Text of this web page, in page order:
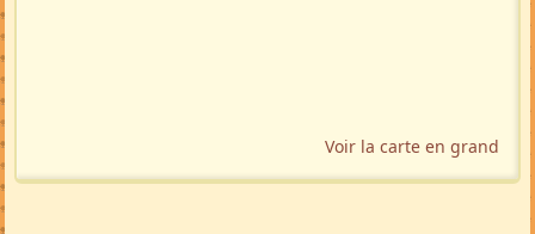
Voir la carte en grand